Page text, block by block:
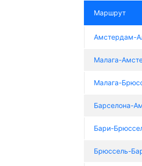
Маршрут
Амстердам-
Малага-
Малага-
Барселона-
Бари-
Брюссель-